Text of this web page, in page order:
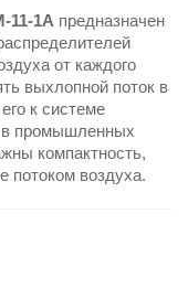
11-1A предназначен
от каждого
выхлопной поток в
к системе
в промышленных
компактность,
потоком воздуха.